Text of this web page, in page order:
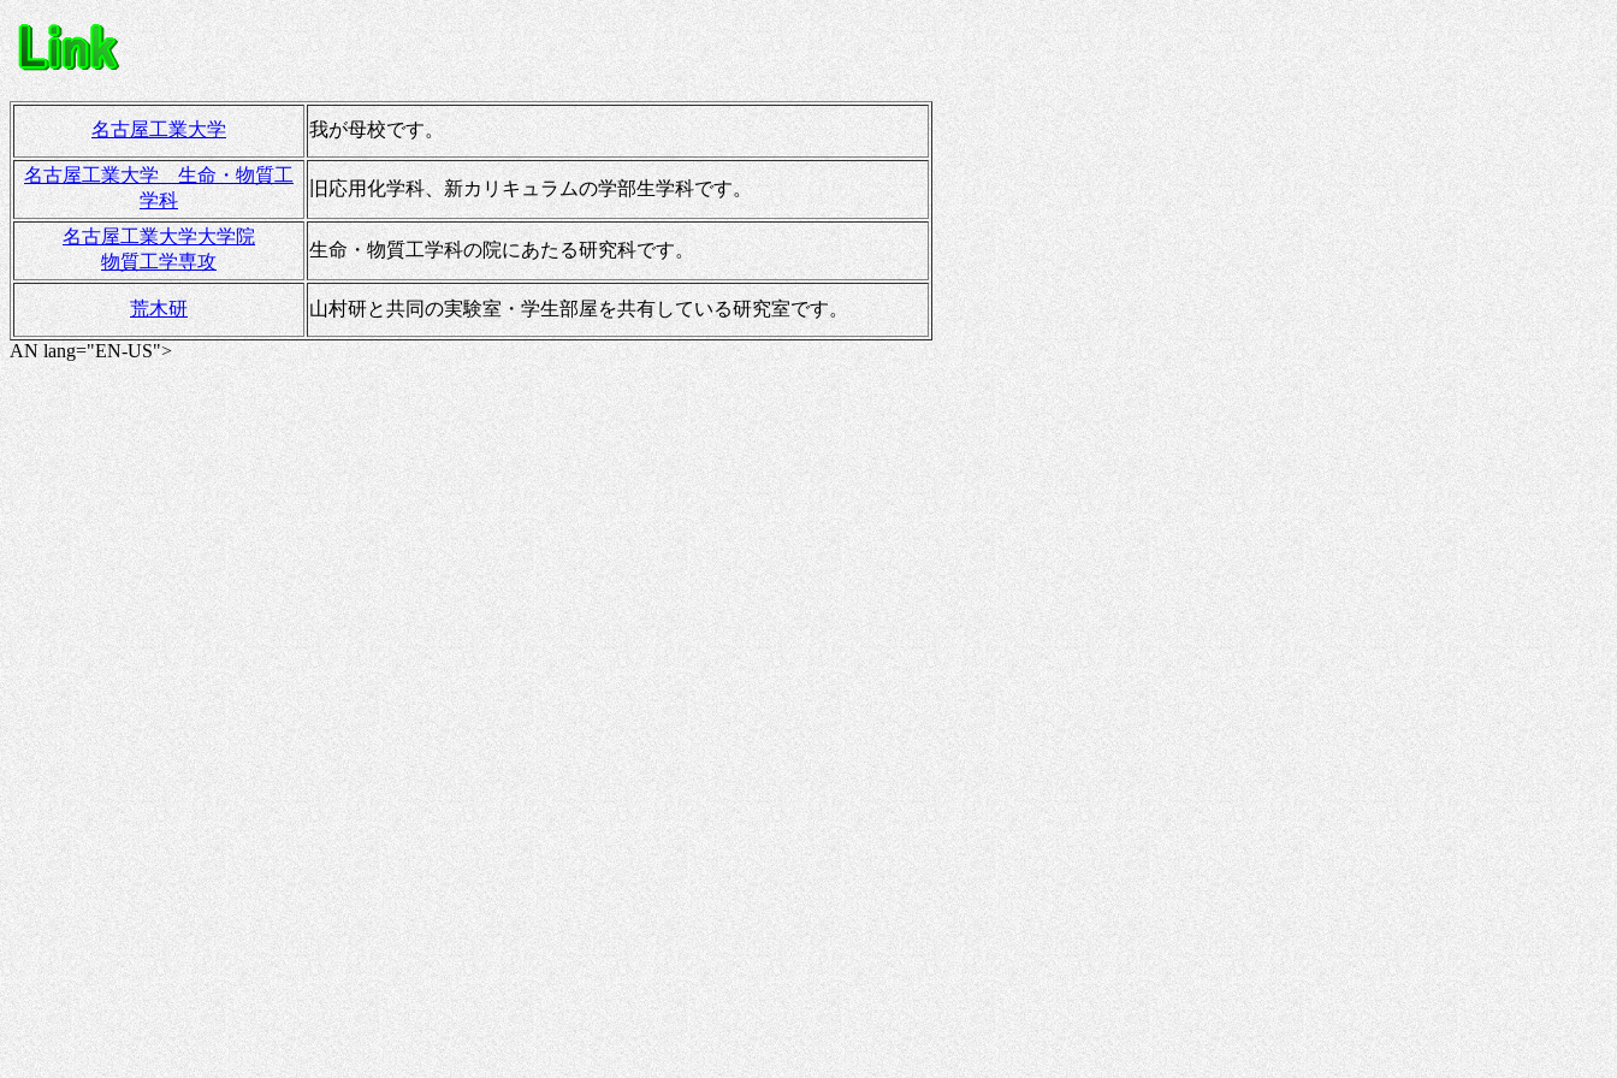
名古屋工業大学 我が母校です。
名古屋工業大学 生命・物質工
学科
旧応用化学科、新カリキュラムの学部生学科です。
名古屋工業大学大学院
物質工学専攻
生命・物質工学科の院にあたる研究科です。
荒木研 山村研と共同の実験室・学生部屋を共有している研究室です。
AN lang="EN-US">